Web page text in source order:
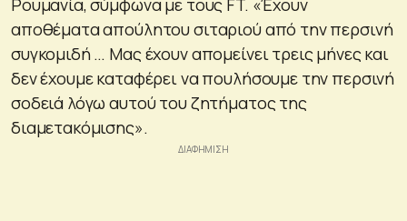
αποθέματα απούλητου σιταριού από την περσινή
συγκομιδή … Μας έχουν απομείνει τρεις μήνες και
δεν έχουμε καταφέρει να πουλήσουμε την περσινή
σοδειά λόγω αυτού του ζητήματος της
διαμετακόμισης».